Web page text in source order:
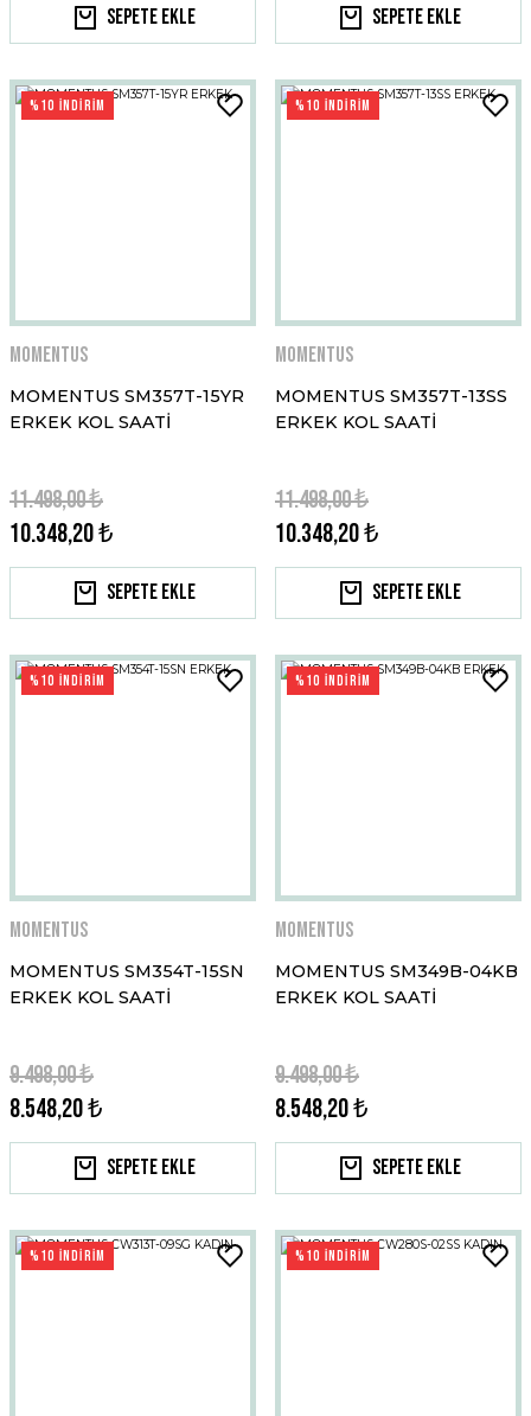
Sepete Ekle Sepete Ekle
%10 İNDİRİM
Momentus
MOMENTUS SM357T-15YR
ERKEK KOL SAATİ
10.348,20 ₺
11.498,00 ₺
Sepete Ekle
%10 İNDİRİM
Momentus
MOMENTUS SM357T-13SS
ERKEK KOL SAATİ
10.348,20 ₺
11.498,00 ₺
Sepete Ekle
%10 İNDİRİM
Momentus
MOMENTUS SM354T-15SN
ERKEK KOL SAATİ
8.548,20 ₺
9.498,00 ₺
Sepete Ekle
%10 İNDİRİM
Momentus
MOMENTUS SM349B-04KB
ERKEK KOL SAATİ
8.548,20 ₺
9.498,00 ₺
Sepete Ekle
%10 İNDİRİM %10 İNDİRİM